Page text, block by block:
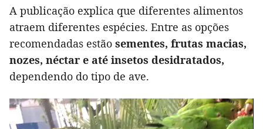
A publicação explica que diferentes alimentos
atraem diferentes espécies. Entre as opções
recomendadas estão sementes, frutas macias,
nozes, néctar e até insetos desidratados,
dependendo do tipo de ave.